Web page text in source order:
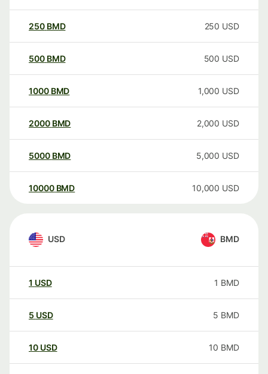
250 BMD 250 USD
500 BMD 500 USD
1000 BMD 1,000 USD
2000 BMD 2,000 USD
5000 BMD 5,000 USD
10000 BMD 10,000 USD
USD BMD
1 USD 1 BMD
5 USD 5 BMD
10 USD 10 BMD